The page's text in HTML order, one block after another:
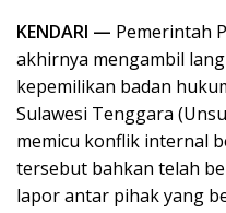
KENDARI — Pemerintah
akhirnya mengambil
kepemilikan badan
Sulawesi Tenggara
memicu konflik internal
tersebut bahkan telah
lapor antar pihak yang